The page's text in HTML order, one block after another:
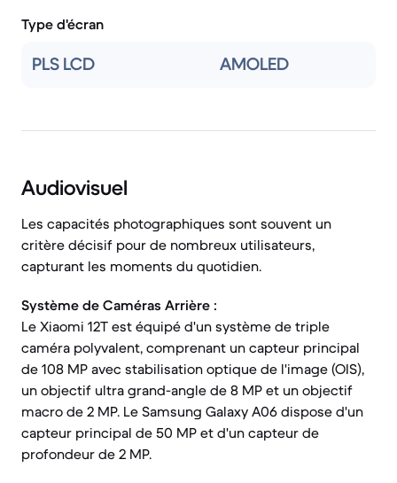
Type d'écran
PLS LCD AMOLED
Audiovisuel
Les capacités photographiques sont souvent un
critère décisif pour de nombreux utilisateurs,
capturant les moments du quotidien.
Système de Caméras Arrière :
Le Xiaomi 12T est équipé d'un système de triple
caméra polyvalent, comprenant un capteur principal
de 108 MP avec stabilisation optique de l'image (OIS),
un objectif ultra grand-angle de 8 MP et un objectif
macro de 2 MP. Le Samsung Galaxy A06 dispose d'un
capteur principal de 50 MP et d'un capteur de
profondeur de 2 MP.